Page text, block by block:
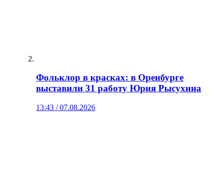
Фольклор в красках: в Оренбурге
выставили 31 работу Юрия Рысухина
13:43 / 07.08.2026